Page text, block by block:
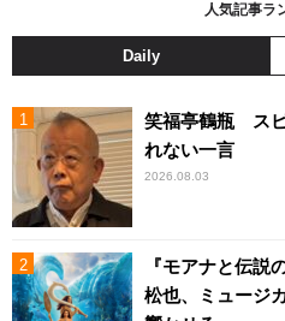
人気記事ラ
Daily
笑福亭鶴瓶 ス
れない一言
2026.08.03
『モアナと伝説
松也、ミュージ